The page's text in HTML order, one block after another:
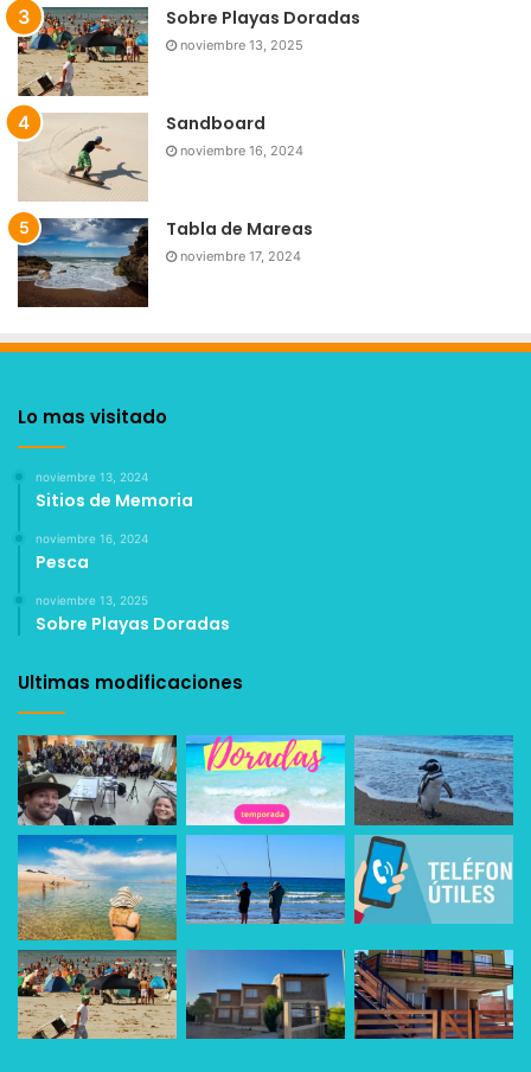
Sobre Playas Doradas
noviembre 13, 2025
Sandboard
noviembre 16, 2024
Tabla de Mareas
noviembre 17, 2024
Lo mas visitado
noviembre 13, 2024
Sitios de Memoria
noviembre 16, 2024
Pesca
noviembre 13, 2025
Sobre Playas Doradas
Ultimas modificaciones